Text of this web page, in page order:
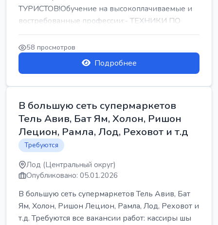
ТУРИСТОВ!Обучение на высокоплачиваемые и
востребованные профессии:- ТЕХНИКИ ПО
РЕМОНТУ КОНДИЦИОНЕРОВ-...
58 просмотров
Подробнее
В большую сеть супермаркетов
Тель Авив, Бат Ям, Холон, Ришон
Лецион, Рамла, Лод, Реховот и т.д
Требуются
Лод (Центральный округ)
Опубликовано: 05.01.2026
В большую сеть супермаркетов Тель Авив, Бат
Ям, Холон, Ришон Лецион, Рамла, Лод, Реховот и
т.д. Требуются все вакансии работ: кассиры шы